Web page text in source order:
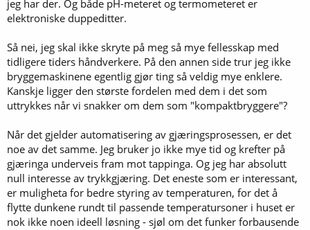
jeg har der. Og både pH-meteret og termometeret er
elektroniske duppeditter.
Så nei, jeg skal ikke skryte på meg så mye fellesskap med
tidligere tiders håndverkere. På den annen side trur jeg ikke
bryggemaskinene egentlig gjør ting så veldig mye enklere.
Kanskje ligger den største fordelen med dem i det som
uttrykkes når vi snakker om dem som "kompaktbryggere"?
Når det gjelder automatisering av gjæringsprosessen, er det
noe av det samme. Jeg bruker jo ikke mye tid og krefter på
gjæringa underveis fram mot tappinga. Og jeg har absolutt
null interesse av trykkgjæring. Det eneste som er interessant,
er muligheta for bedre styring av temperaturen, for det å
flytte dunkene rundt til passende temperatursoner i huset er
nok ikke noen ideell løsning - sjøl om det funker forbausende